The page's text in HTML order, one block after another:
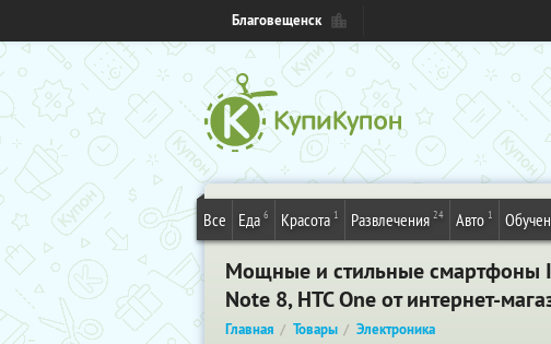
Благовещенск
Все Еда 6 Красота 1 Развлечения 24 Авто 1
Мощные и стильные смартфоны
Note 8, HTC One от интернет-
Главная Товары Электроника